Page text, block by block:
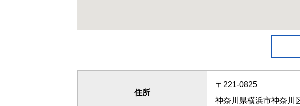
住所
〒221-0825
神奈川県横浜市神奈川